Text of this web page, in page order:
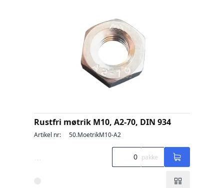
Rustfri møtrik M10, A2-70, DIN 934
Artikel nr: 50.MoetrikM10-A2
pakke